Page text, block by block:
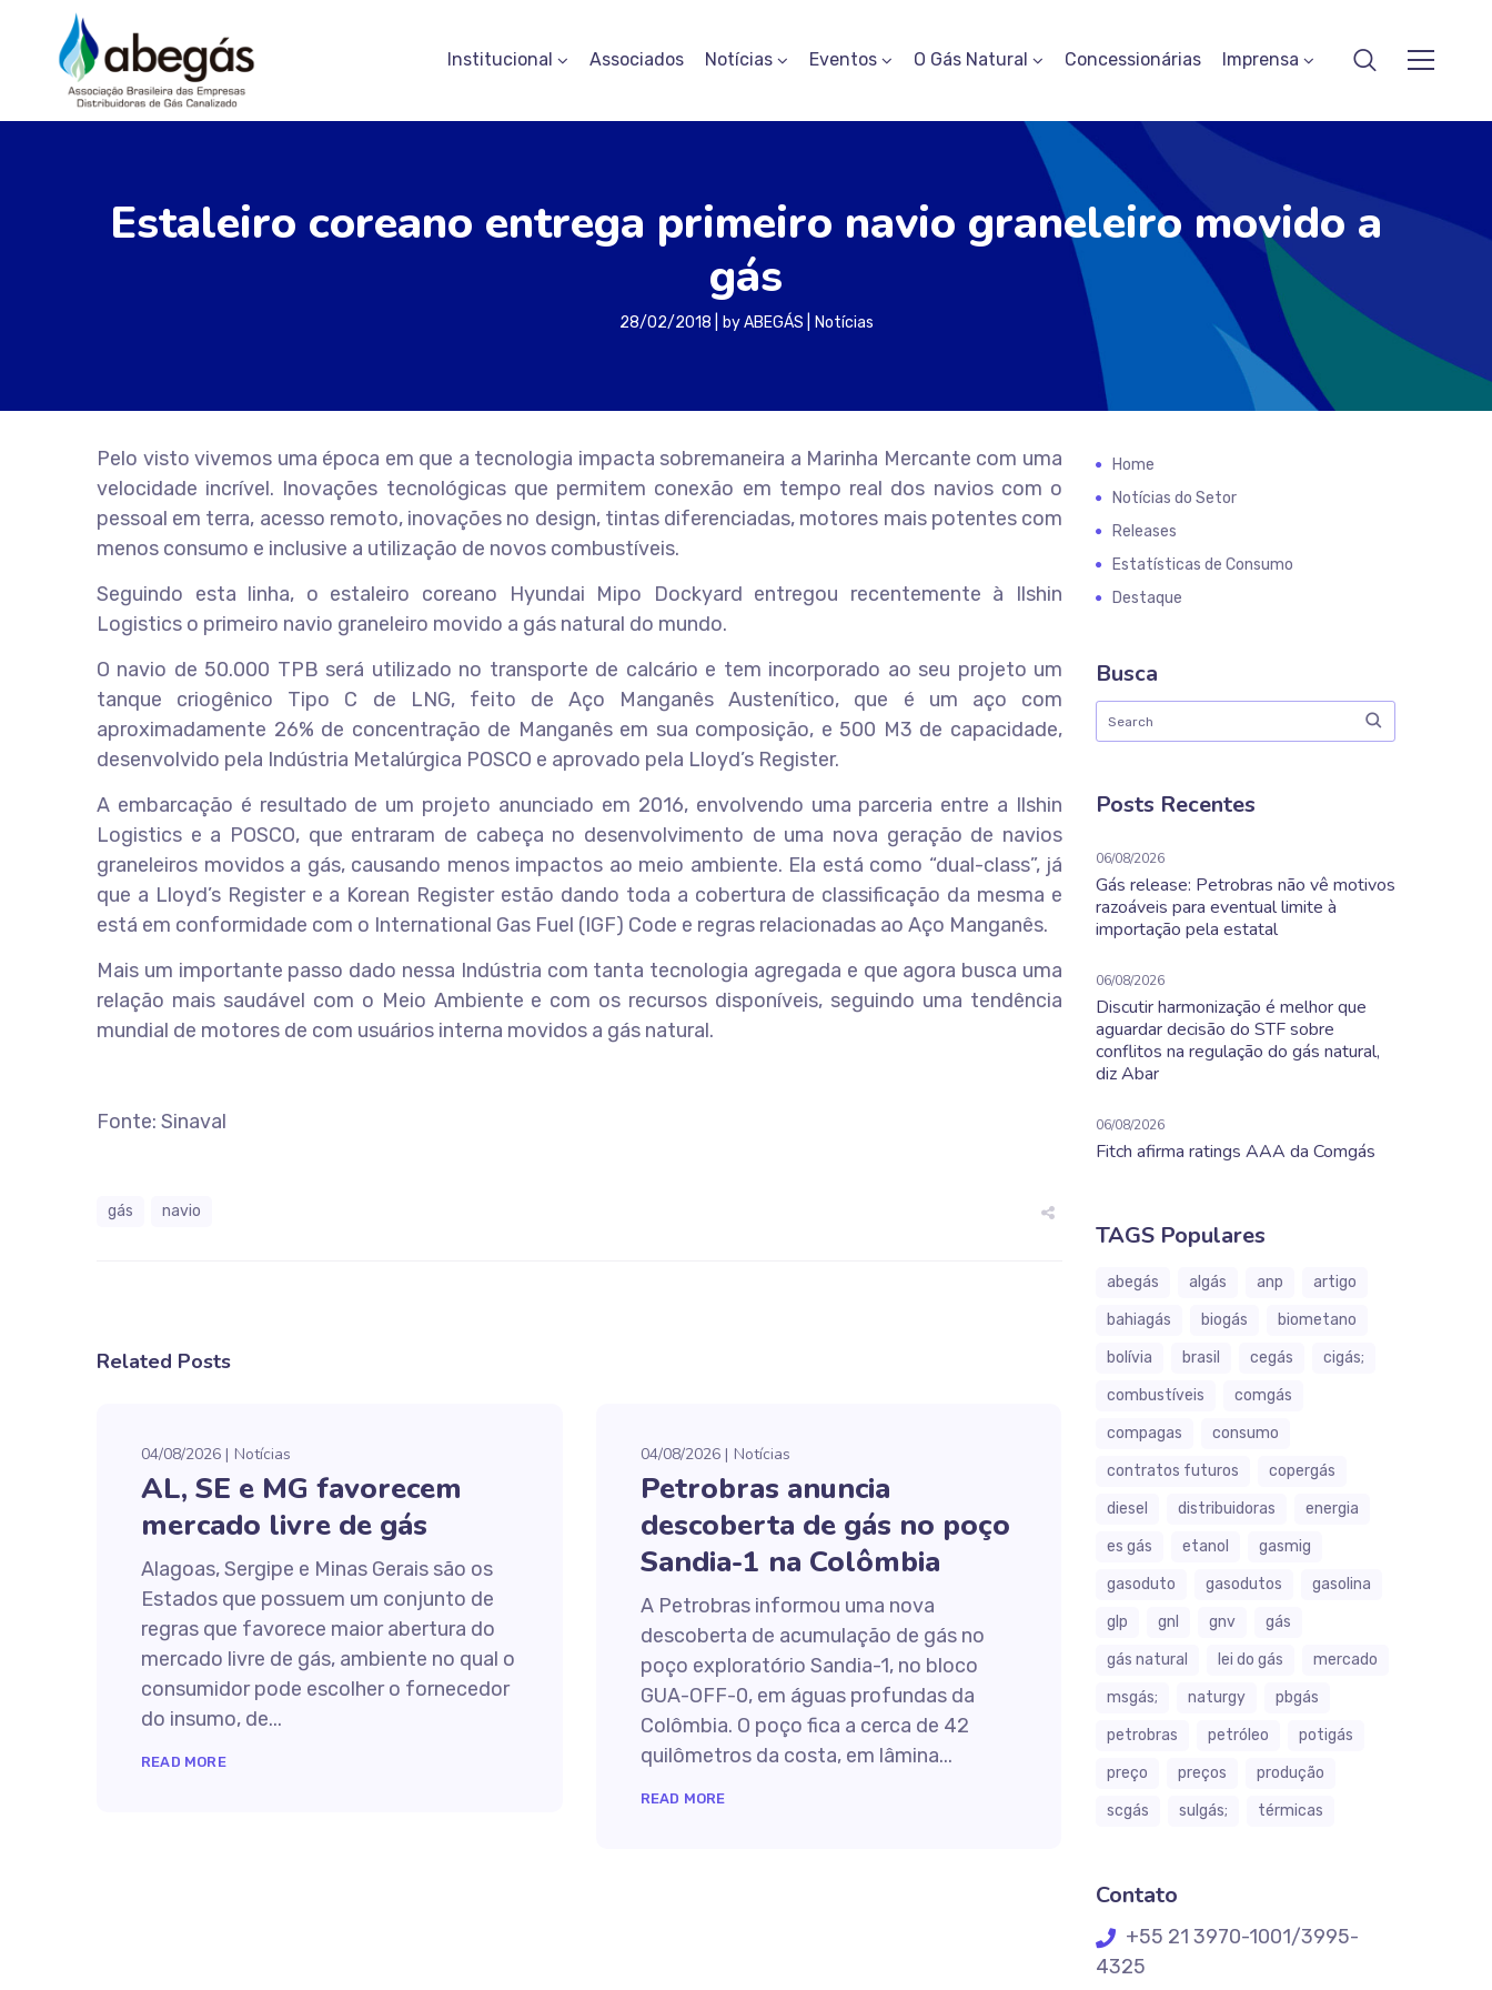
Institucional Associados Notícias Eventos O Gás Natural Concessionárias Imprensa
Estaleiro coreano entrega primeiro navio graneleiro movido a
gás
28/02/2018 byABEGÁS Notícias
Pelo visto vivemos uma época em que a tecnologia impacta sobremaneira a Marinha Mercante com uma
velocidade incrível. Inovações tecnológicas que permitem conexão em tempo real dos navios com o
pessoal em terra, acesso remoto, inovações no design, tintas diferenciadas, motores mais potentes com
menos consumo e inclusive a utilização de novos combustíveis.
Seguindo esta linha, o estaleiro coreano Hyundai Mipo Dockyard entregou recentemente à Ilshin
Logistics o primeiro navio graneleiro movido a gás natural do mundo.
O navio de 50.000 TPB será utilizado no transporte de calcário e tem incorporado ao seu projeto um
tanque criogênico Tipo C de LNG, feito de Aço Manganês Austenítico, que é um aço com
aproximadamente 26% de concentração de Manganês em sua composição, e 500 M3 de capacidade,
desenvolvido pela Indústria Metalúrgica POSCO e aprovado pela Lloyd’s Register.
A embarcação é resultado de um projeto anunciado em 2016, envolvendo uma parceria entre a Ilshin
Logistics e a POSCO, que entraram de cabeça no desenvolvimento de uma nova geração de navios
graneleiros movidos a gás, causando menos impactos ao meio ambiente. Ela está como “dual-class”, já
que a Lloyd’s Register e a Korean Register estão dando toda a cobertura de classificação da mesma e
está em conformidade com o International Gas Fuel (IGF) Code e regras relacionadas ao Aço Manganês.
Mais um importante passo dado nessa Indústria com tanta tecnologia agregada e que agora busca uma
relação mais saudável com o Meio Ambiente e com os recursos disponíveis, seguindo uma tendência
mundial de motores de com usuários interna movidos a gás natural.
Fonte: Sinaval
gás navio
Related Posts
04/08/2026 Notícias
AL, SE e MG favorecem
mercado livre de gás
Alagoas, Sergipe e Minas Gerais são os
Estados que possuem um conjunto de
regras que favorece maior abertura do
mercado livre de gás, ambiente no qual o
consumidor pode escolher o fornecedor
do insumo, de...
READ MORE
04/08/2026 Notícias
Petrobras anuncia
descoberta de gás no poço
Sandia-1 na Colômbia
A Petrobras informou uma nova
descoberta de acumulação de gás no
poço exploratório Sandia-1, no bloco
GUA-OFF-0, em águas profundas da
Colômbia. O poço fica a cerca de 42
quilômetros da costa, em lâmina...
READ MORE
Home
Notícias do Setor
Releases
Estatísticas de Consumo
Destaque
Busca
Posts Recentes
06/08/2026
Gás release: Petrobras não vê motivos
razoáveis para eventual limite à
importação pela estatal
06/08/2026
Discutir harmonização é melhor que
aguardar decisão do STF sobre
conflitos na regulação do gás natural,
diz Abar
06/08/2026
Fitch afirma ratings AAA da Comgás
TAGS Populares
abegás algás anp
artigo
bahiagás
biogás
biometano
bolívia
brasil cegás
cigás;
combustíveis
comgás
compagas
consumo
contratos futuros
copergás
diesel
distribuidoras
energia
es gás
etanol
gasmig
gasoduto
gasodutos
gasolina
glp
gnl gnv
gás
gás natural
lei do gás
mercado
msgás;
naturgy
pbgás
petrobras
petróleo
potigás
preço
preços
produção
scgás
sulgás; térmicas
Contato
+55 21 3970-1001/3995-
4325